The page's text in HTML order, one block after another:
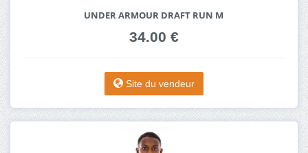
UNDER ARMOUR DRAFT RUN M
34.00 €
Site du vendeur